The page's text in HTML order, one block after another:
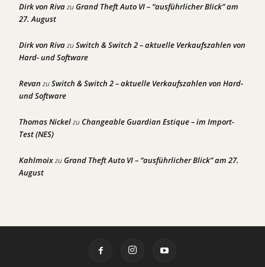
Dirk von RivazuGrand Theft Auto VI – “ausführlicher Blick” am
27. August
Dirk von RivazuSwitch & Switch 2 – aktuelle Verkaufszahlen von
Hard- und Software
Revan zuSwitch & Switch 2 – aktuelle Verkaufszahlen von Hard-
und Software
Thomas NickelzuChangeable Guardian Estique – im Import-
Test (NES)
KahlmoixzuGrand Theft Auto VI – “ausführlicher Blick” am 27.
August